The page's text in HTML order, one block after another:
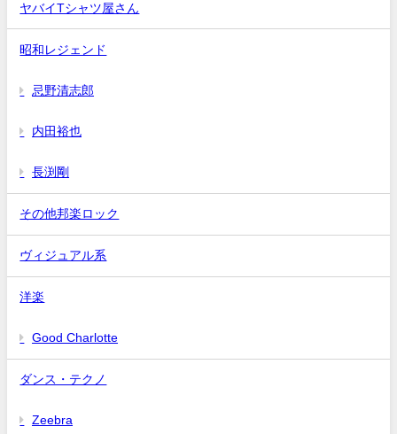
ヤバイTシャツ屋さん
昭和レジェンド
忌野清志郎
内田裕也
長渕剛
その他邦楽ロック
ヴィジュアル系
洋楽
Good Charlotte
ダンス・テクノ
Zeebra